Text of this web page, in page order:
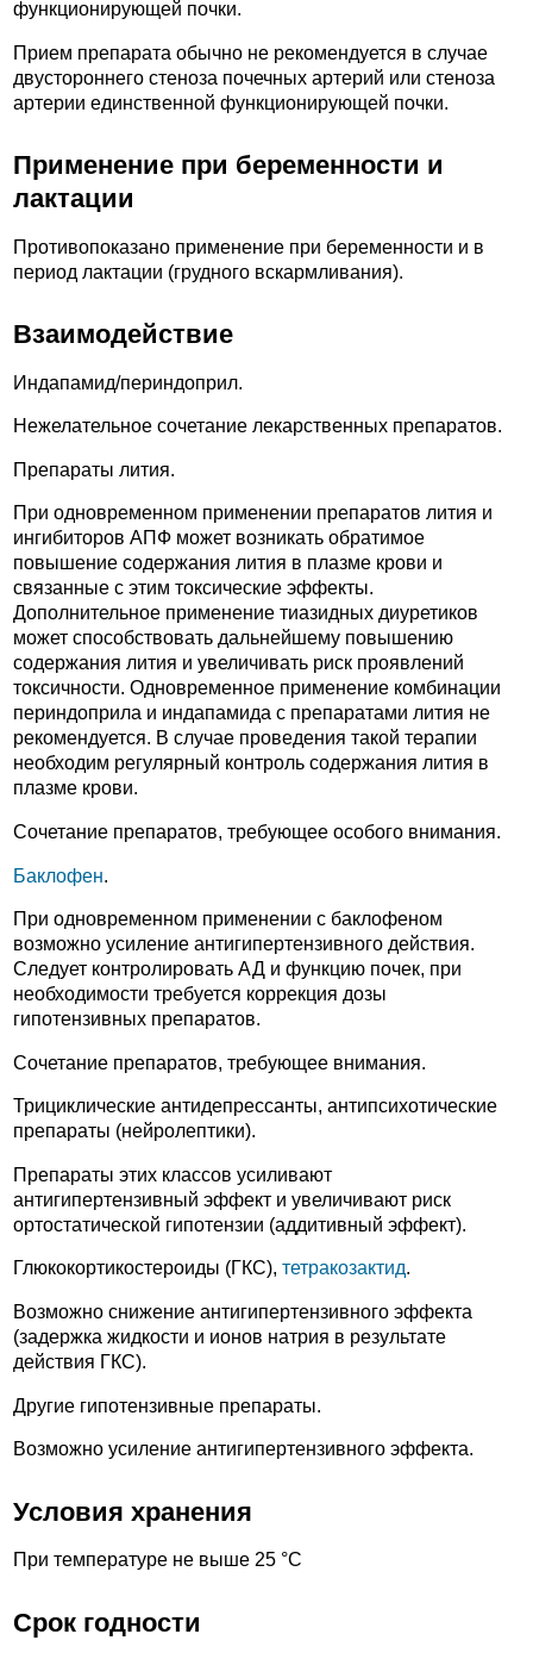
функционирующей почки.
Прием препарата обычно не рекомендуется в случае
двустороннего стеноза почечных артерий или стеноза
артерии единственной функционирующей почки.
Применение при беременности и
лактации
Противопоказано применение при беременности и в
период лактации (грудного вскармливания).
Взаимодействие
Индапамид/периндоприл.
Нежелательное сочетание лекарственных препаратов.
Препараты лития.
При одновременном применении препаратов лития и
ингибиторов АПФ может возникать обратимое
повышение содержания лития в плазме крови и
связанные с этим токсические эффекты.
Дополнительное применение тиазидных диуретиков
может способствовать дальнейшему повышению
содержания лития и увеличивать риск проявлений
токсичности. Одновременное применение комбинации
периндоприла и индапамида с препаратами лития не
рекомендуется. В случае проведения такой терапии
необходим регулярный контроль содержания лития в
плазме крови.
Сочетание препаратов, требующее особого внимания.
Баклофен.
При одновременном применении с баклофеном
возможно усиление антигипертензивного действия.
Следует контролировать АД и функцию почек, при
необходимости требуется коррекция дозы
гипотензивных препаратов.
Сочетание препаратов, требующее внимания.
Трициклические антидепрессанты, антипсихотические
препараты (нейролептики).
Препараты этих классов усиливают
антигипертензивный эффект и увеличивают риск
ортостатической гипотензии (аддитивный эффект).
Глюкокортикостероиды (ГКС), тетракозактид.
Возможно снижение антигипертензивного эффекта
(задержка жидкости и ионов натрия в результате
действия ГКС).
Другие гипотензивные препараты.
Возможно усиление антигипертензивного эффекта.
Условия хранения
При температуре не выше 25 °С
Срок годности